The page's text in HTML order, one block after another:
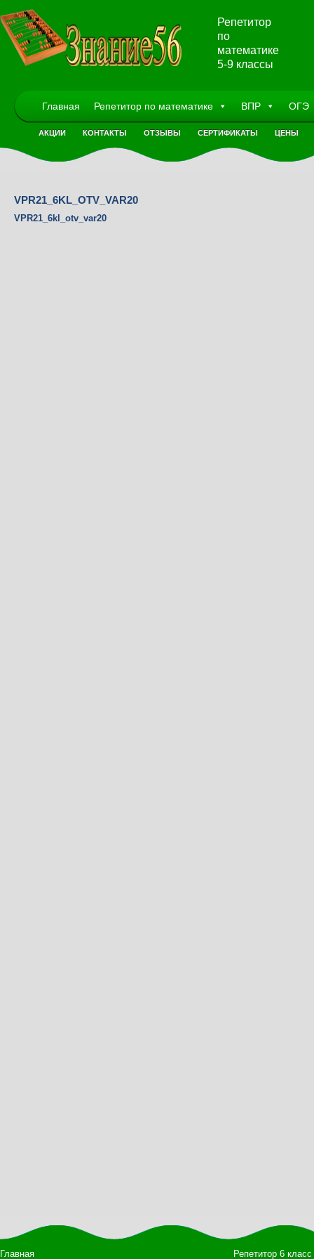
Репетитор
по
математике
5-9 классы
Главная Репетитор по математике ВПР ОГЭ
АКЦИИ КОНТАКТЫ ОТЗЫВЫ СЕРТИФИКАТЫ ЦЕНЫ
VPR21_6KL_OTV_VAR20
VPR21_6kl_otv_var20
Главная Репетитор 6 класс